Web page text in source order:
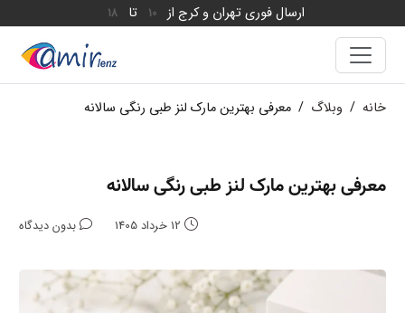
ارسال فوری تهران و کرج از 10 تا 18
خانه / وبلاگ / معرفی بهترین مارک لنز طبی رنگی سالانه
معرفی بهترین مارک لنز طبی رنگی سالانه
12 خرداد 1405 بدون دیدگاه